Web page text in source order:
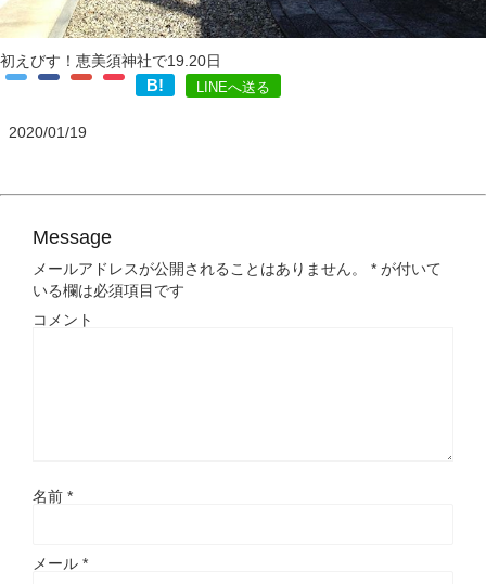
初えびす！恵美須神社で19.20日
B! LINEへ送る
2020/01/19
Message
メールアドレスが公開されることはありません。 * が付いて
いる欄は必須項目です
コメント
名前 *
メール *